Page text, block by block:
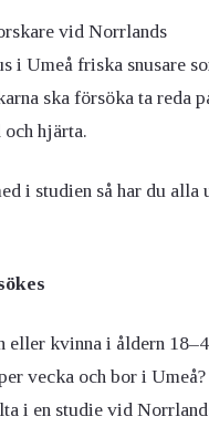
vid Norrlands
i Umeå friska snusare
ska försöka ta reda
hjärta.
i studien så har du alla
eller kvinna i åldern
vecka och bor i
i en studie vid